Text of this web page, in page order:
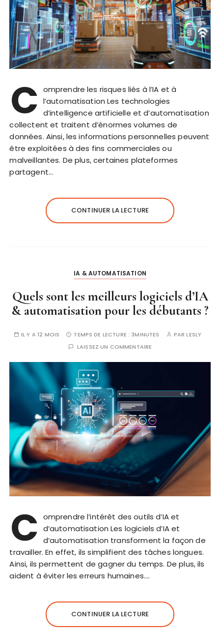
C omprendre les risques liés à l’IA et à
l’automatisation Les technologies
d’intelligence artificielle et d’automatisation
collectent et traitent d’énormes volumes de
données. Ainsi, les informations personnelles peuvent
être exploitées à des fins commerciales ou
malveillantes. De plus, certaines plateformes
partagent…
CONTINUER LA LECTURE
IA & AUTOMATISATION
Quels sont les meilleurs logiciels d’IA
& automatisation pour les débutants ?
IL Y A 12 MOIS TEMPS DE LECTURE : 3MINUTES PARLESLY
LAISSEZ UN COMMENTAIRE
C omprendre l’intérêt des outils d’IA et
d’automatisation Les logiciels d’IA et
d’automatisation transforment la façon de
travailler. En effet, ils simplifient des tâches longues.
Ainsi, ils permettent de gagner du temps. De plus, ils
aident à éviter les erreurs humaines….
CONTINUER LA LECTURE